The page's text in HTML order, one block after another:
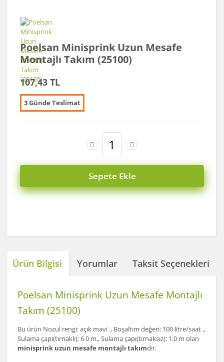
Poelsan Minisprink Uzun Mesafe
Montajlı Takım (25100)
107,43 TL
3 Günde Teslimat
Sepete Ekle
Ürün Bilgisi Yorumlar Taksit Seçenekleri
Poelsan Minisprink Uzun Mesafe Montajlı
Takım (25100)
Bu ürün Nozul rengi: açık mavi ., Boşaltım değeri: 100 litre/saat .,
Sulama çapı(tırnaklı): 6.0 m., Sulama çapı(tırnaksız): 1.0 m olan
minisprink uzun mesafe montajlı takımdır.